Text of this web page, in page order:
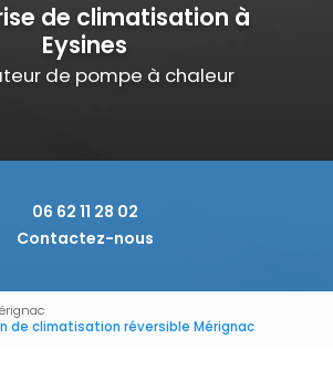
de climatisation à
Eysines
de pompe à chaleur
06 62 11 28 02
Contactez-nous
de climatisation réversible Mérignac